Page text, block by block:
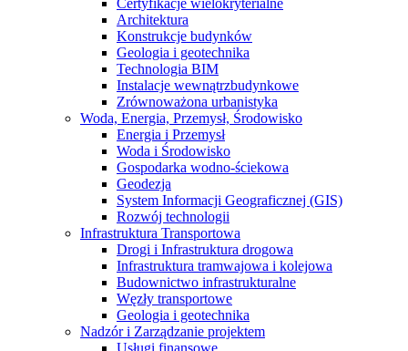
Certyfikacje wielokryterialne
Architektura
Konstrukcje budynków
Geologia i geotechnika
Technologia BIM
Instalacje wewnątrzbudynkowe
Zrównoważona urbanistyka
Woda, Energia, Przemysł, Środowisko
Energia i Przemysł
Woda i Środowisko
Gospodarka wodno-ściekowa
Geodezja
System Informacji Geograficznej (GIS)
Rozwój technologii
Infrastruktura Transportowa
Drogi i Infrastruktura drogowa
Infrastruktura tramwajowa i kolejowa
Budownictwo infrastrukturalne
Węzły transportowe
Geologia i geotechnika
Nadzór i Zarządzanie projektem
Usługi finansowe